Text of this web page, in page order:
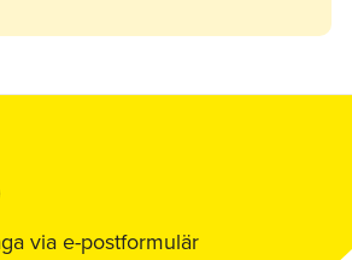
via e-postformulär